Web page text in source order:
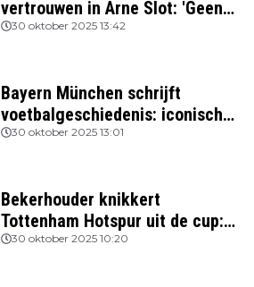
vertrouwen in Arne Slot: 'Geen
kans'
30 oktober 2025 13:42
Bayern München schrijft
voetbalgeschiedenis: iconische
Nederlanders verslagen
30 oktober 2025 13:01
Bekerhouder knikkert
Tottenham Hotspur uit de cup:
drie van de vier topclubs nog in
30 oktober 2025 10:20